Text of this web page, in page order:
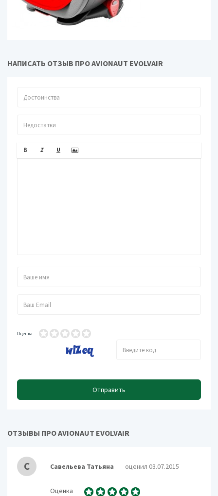
Дополнительно
НАПИСАТЬ ОТЗЫВ ПРО AVIONAUT EVOLVAIR
Оценка
Отправить
ОТЗЫВЫ ПРО AVIONAUT EVOLVAIR
С Савельева Татьяна оценил 03.07.2015
Оценка